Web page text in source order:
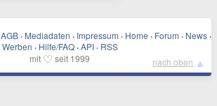
AGB · Mediadaten · Impressum · Home · Forum · News ·
Werben · Hilfe/FAQ · API · RSS
mit ♡ seit 1999 nach oben ▲